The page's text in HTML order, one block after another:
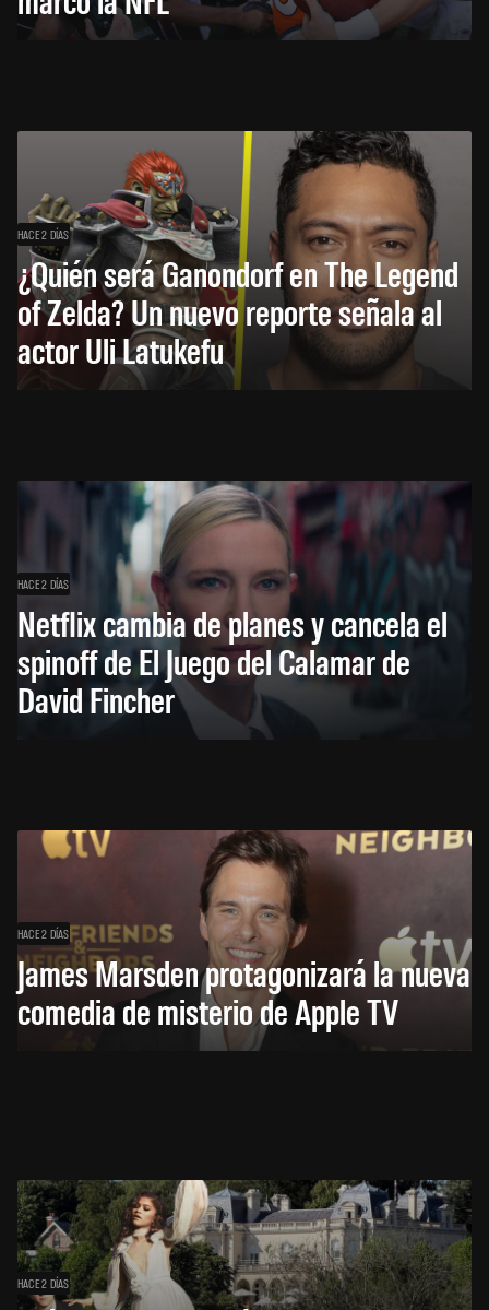
HACE 2 DÍAS
¿Quién será Ganondorf en The Legend
of Zelda? Un nuevo reporte señala al
actor Uli Latukefu
HACE 2 DÍAS
Netflix cambia de planes y cancela el
spinoff de El Juego del Calamar de
David Fincher
HACE 2 DÍAS
James Marsden protagonizará la nueva
comedia de misterio de Apple TV
HACE 2 DÍAS